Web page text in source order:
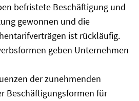
befristete Beschäftigung und
gewonnen und die
ist rückläufig.
geben Unternehmen
der zunehmenden
Beschäftigungsformen für